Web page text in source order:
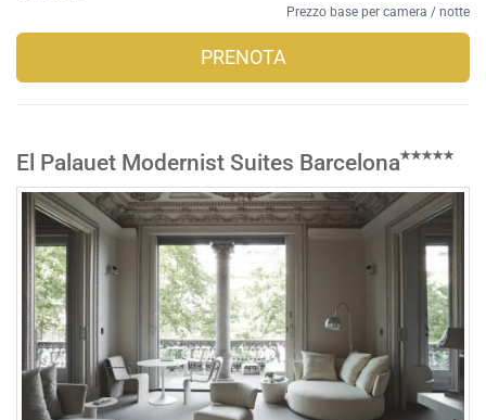
Prezzo base per camera / notte
PRENOTA
El Palauet Modernist Suites Barcelona